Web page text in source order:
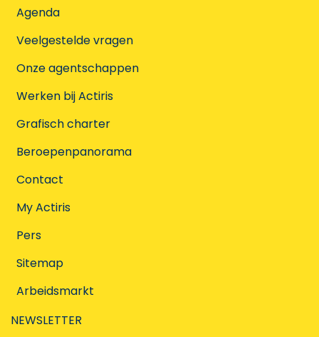
Agenda
Veelgestelde vragen
Onze agentschappen
Werken bij Actiris
Grafisch charter
Beroepenpanorama
Contact
My Actiris
Pers
Sitemap
Arbeidsmarkt
NEWSLETTER